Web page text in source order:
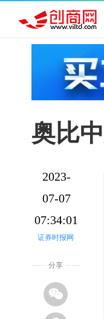
奥比
2023-
07-07
07:34:01
证券时报网
分享